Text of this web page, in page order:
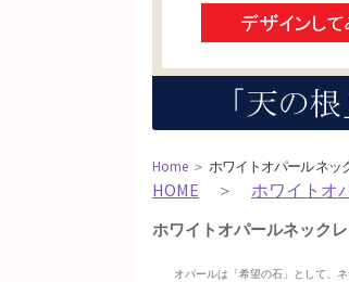
Home ＞ ホワイトオパール ネッ
HOME ＞ ホワイトオ
ホワイトオパールネック
オパールは「希望の石」として、